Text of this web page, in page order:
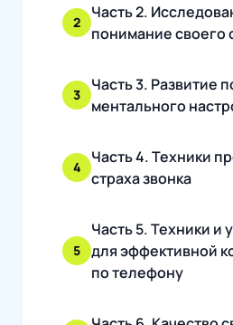
2
Часть 2.
понимание своего
3
Часть 3. Развитие
ментального
4
Часть 4. Техники
страха звонка
5
Часть 5. Техники и
для эффективной
по телефону